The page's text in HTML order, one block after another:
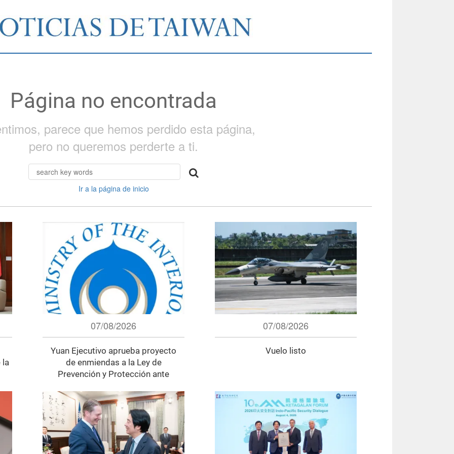
Página no encontrada
parece que hemos perdido esta página,
pero no queremos perderte a ti.
Ir a la página de inicio
la
07/08/2026
Yuan Ejecutivo aprueba proyecto
de enmiendas a la Ley de
Prevención y Protección ante
07/08/2026
Vuelo listo